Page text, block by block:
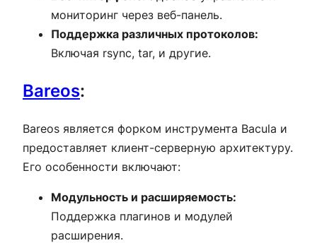
мониторинг через веб-панель.
Поддержка различных протоколов:
Включая rsync, tar, и другие.
Bareos:
Bareos является форком инструмента Bacula и
предоставляет клиент-серверную архитектуру.
Его особенности включают:
Модульность и расширяемость:
Поддержка плагинов и модулей
расширения.